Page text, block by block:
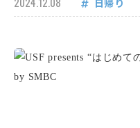
日帰り